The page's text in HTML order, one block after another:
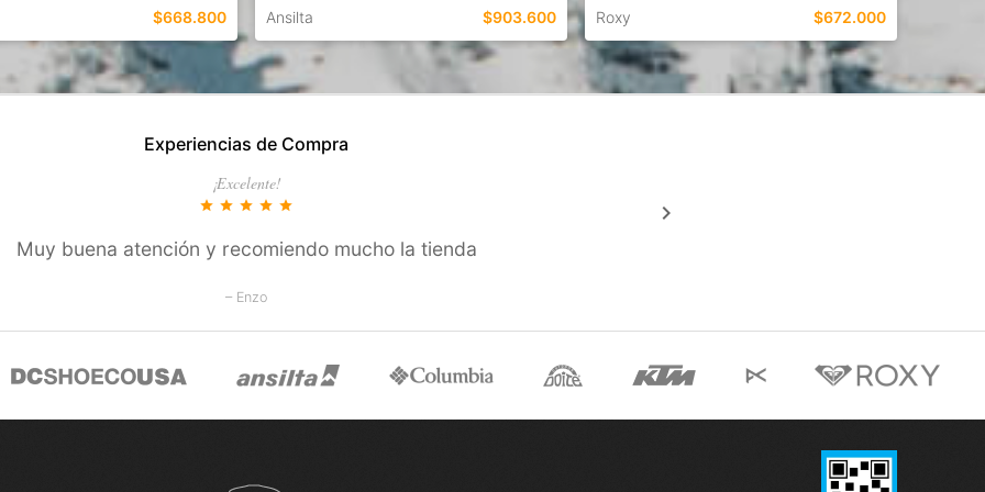
$668.800
ESTE COLOR
Ansilta $903.600
TALLES EN ESTE COLOR
Roxy $672.000
TALLES EN ESTE COLOR
Experiencias de Compra
¡Excelente!
star star star star star
Muy buena atención y recomiendo mucho la tienda
– Enzo
keyboard_arrow_right